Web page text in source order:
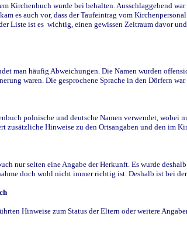
Kirchenbuch wurde bei behalten. Ausschlaggebend
es auch vor, dass der Taufeintrag vom
Liste ist es wichtig, einen gewissen Zeitraum davor
man häufig Abweichungen. Die Namen wurden
waren. Die gesprochene Sprache in den Dörfern
polnische und deutsche Namen verwendet, wobei
zusätzliche Hinweise zu den Ortsangaben und den im
nur selten eine Angabe der Herkunft. Es wurde
doch wohl nicht immer richtig ist. Deshalb ist bei
Hinweise zum Status der Eltern oder weitere